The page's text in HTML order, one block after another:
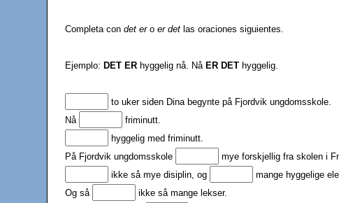
Completa con det ero er detlas oraciones siguientes.
Ejemplo: DET ER hyggelig nå. Nå ER DET hyggelig.
to uker siden Dina begynte på Fjordvik ungdomsskole.
Nå
friminutt.
hyggelig med friminutt.
På Fjordvik ungdomsskole
mye forskjellig fra skolen i
ikke så mye disiplin, og
mange hyggelige
Og så
ikke så mange lekser.